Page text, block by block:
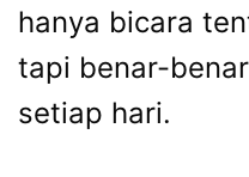
hanya bicara
tapi benar-
setiap hari.